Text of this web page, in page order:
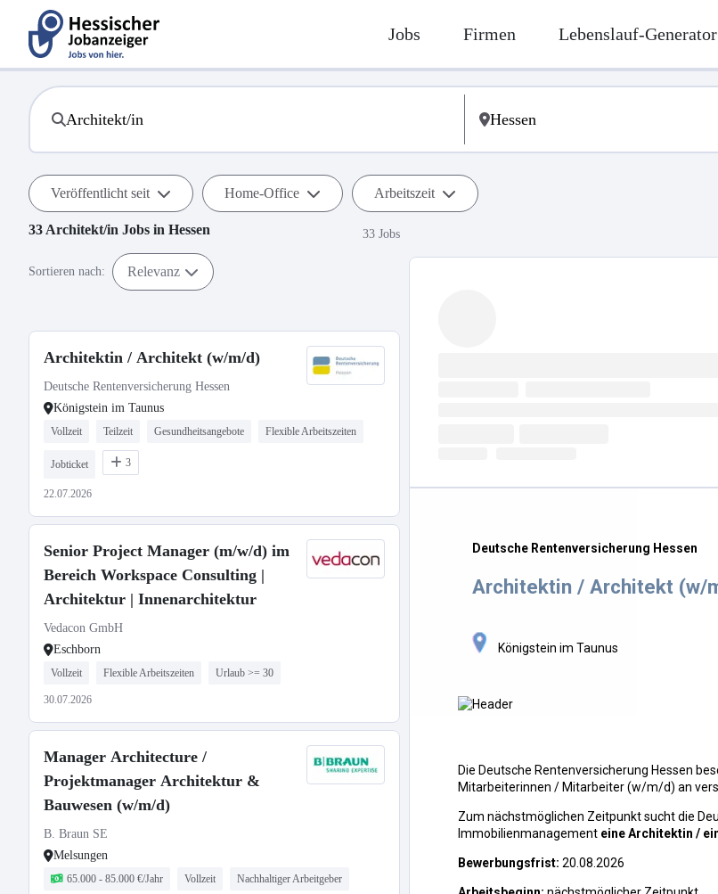
Jobs Firmen Lebenslauf-Generator
Veröffentlicht seit Home-Office Arbeitszeit
33 Architekt/in Jobs in Hessen 33 Jobs
Sortieren nach: Relevanz
Architektin / Architekt (w/m/d)
Deutsche Rentenversicherung Hessen
Königstein im Taunus
Vollzeit Teilzeit Gesundheitsangebote Flexible Arbeitszeiten
Jobticket 3
22.07.2026
Senior Project Manager (m/w/d) im
Bereich Workspace Consulting |
Architektur | Innenarchitektur
Vedacon GmbH
Eschborn
Vollzeit Flexible Arbeitszeiten Urlaub >= 30
30.07.2026
Manager Architecture /
Projektmanager Architektur &
Bauwesen (w/m/d)
B. Braun SE
Melsungen
65.000 - 85.000 €/Jahr Vollzeit Nachhaltiger Arbeitgeber